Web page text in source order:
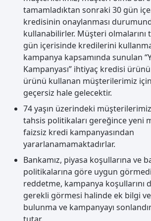
tamamladıktan sonraki 30 gün
kredisinin onaylanması
kullanabilirler. Müşteri olmalarını
gün içerisinde kredilerini
kampanya kapsamında sunulan
Kampanyası” ihtiyaç kredisi
ürünü kullanan müşterilerimiz
geçersiz hale gelecektir.
74 yaşın üzerindeki
tahsis politikaları gereğince yeni
faizsiz kredi kampanyasından
yararlanamamaktadırlar.
Bankamız, piyasa koşullarına ve
politikalarına göre uygun
reddetme, kampanya koşullarını
gerekli görmesi halinde ek bilgi
bulunma ve kampanyayı